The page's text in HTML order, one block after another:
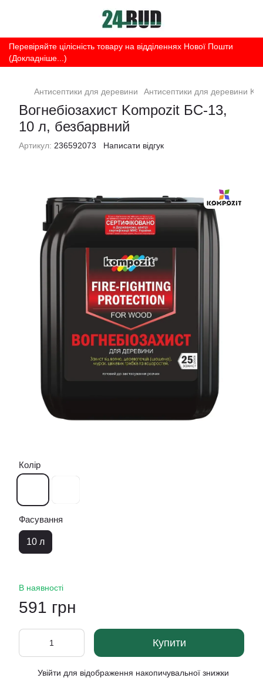
Перевіряйте цілісність товару на відділеннях Нової Пошти
(Докладніше...)
Антисептики для деревини Антисептики для деревини
Вогнебіозахист Kompozit БС-13,
10 л, безбарвний
Артикул: 236592073 Написати відгук
Колір
Фасування
10 л
В наявності
591 грн
Купити
Увійти для відображення накопичувальної знижки